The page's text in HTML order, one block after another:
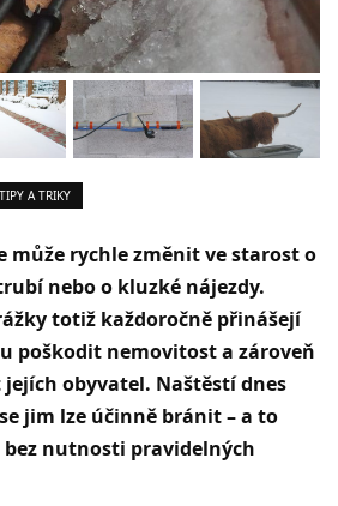
TIPY A TRIKY
může rychle změnit ve starost o
nebo o kluzké nájezdy.
totiž každoročně přinášejí
poškodit nemovitost a zároveň
obyvatel. Naštěstí dnes
jim lze účinně bránit – a to
nutnosti pravidelných